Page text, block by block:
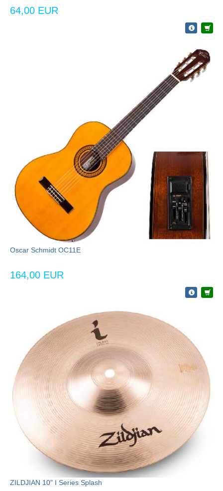
64,00 EUR
Oscar Schmidt OC11E
164,00 EUR
ZILDJIAN 10" I Series Splash